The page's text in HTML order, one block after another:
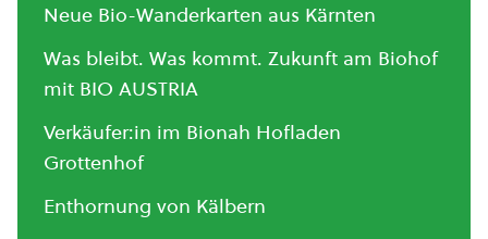
Neue Bio-Wanderkarten aus Kärnten
Was bleibt. Was kommt. Zukunft am Biohof
mit BIO AUSTRIA
Verkäufer:in im Bionah Hofladen
Grottenhof
Enthornung von Kälbern